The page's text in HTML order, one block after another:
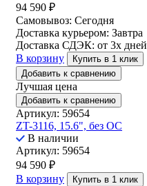
94 590 ₽
Самовывоз: Сегодня
Доставка курьером: Завтра
Доставка СДЭК: от 3х дней
В корзину
Купить в 1 клик
Добавить к сравнению
Лучшая цена
Добавить к сравнению
Артикул: 59654
ZT-3116, 15.6", без ОС
В наличии
Артикул: 59654
94 590 ₽
В корзину
Купить в 1 клик